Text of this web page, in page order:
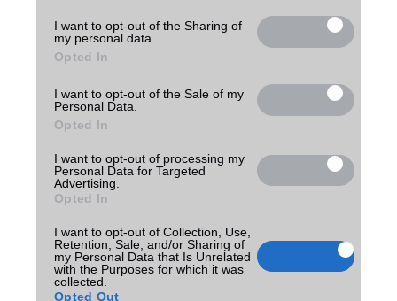
grant or deny consent to Google and its third-party tags to
use your data for below specified purposes in below Google
consent section.
I want to opt-out of the Sharing of
my personal data.
Opted In
I want to opt-out of the Sale of my
Personal Data.
Opted In
I want to opt-out of processing my
Personal Data for Targeted
Advertising.
Opted In
I want to opt-out of Collection, Use,
Retention, Sale, and/or Sharing of
my Personal Data that Is Unrelated
with the Purposes for which it was
collected.
Opted Out
| Phone Arena
Sokan nem rajonganak az évek óta egyre inkább növekvõ kijelzõkért
legyen egy kézzel a mobil és akár a zsebbe is gond nélkül beférjen.
okostelefonjaikat
2023.05.05
| Phone Arena
A legújabb trend az okostelefonok terén az összecsukható telefonok.
több alkalmazást futtassunk, így jobb multitaskerek lehetünk.
A Nokia 500 is 1GHz-en ketyeg